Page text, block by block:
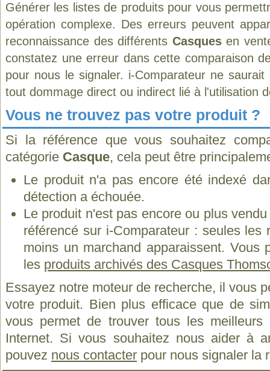
Générer les listes de produits pour vous
opération complexe. Des erreurs peuvent
reconnaissance des différents Casquesen
constatez une erreur dans cette comparaison
pour nous le signaler. i-Comparateur ne
tout dommage direct ou indirect lié à l'utilisation
Vous ne trouvez pas votre produit ?
Si la référence que vous souhaitez
catégorie Casque, cela peut être
Le produit n'a pas encore été indexé
détection a échouée.
Le produit n'est pas encore ou plus
référencé sur i-Comparateur : seules les
moins un marchand apparaissent. Vous
les produits archivés des Casques
Essayez notre moteur de recherche, il vous
votre produit. Bien plus efficace que de
vous permet de trouver tous les
Internet. Si vous souhaitez nous aider à
pouvez nous contacter pour nous signaler la